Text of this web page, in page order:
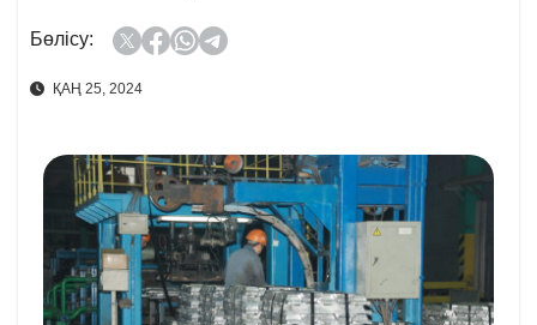
Бөлісу:
ҚАҢ 25, 2024